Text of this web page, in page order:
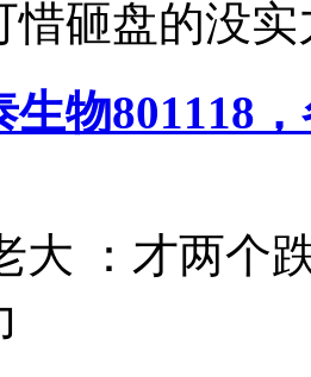
惜砸盘的没
生物801118
大 ：才两个